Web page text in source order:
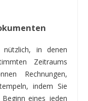
in denen
Zeitraums
Rechnungen,
indem Sie
eines jeden